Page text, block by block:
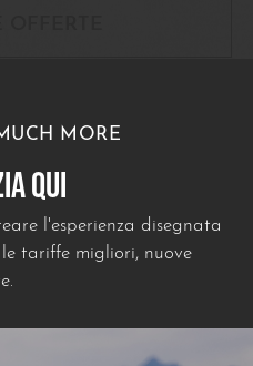
MORE
QUI
l'esperienza disegnata
tariffe migliori, nuove